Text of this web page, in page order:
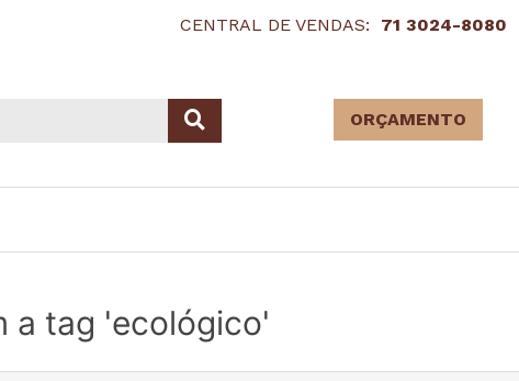
CENTRAL DE VENDAS: 71 3024-8080
ORÇAMENTO
a tag 'ecológico'